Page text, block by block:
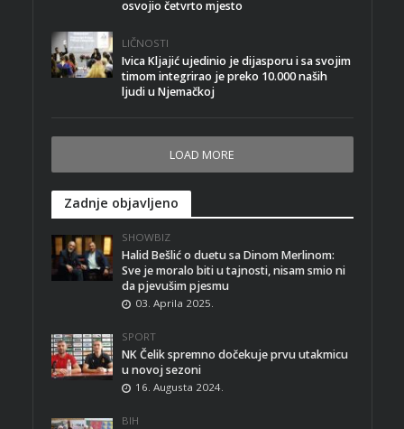
osvojio četvrto mjesto
LIČNOSTI
Ivica Kljajić ujedinio je dijasporu i sa svojim
timom integrirao je preko 10.000 naših
ljudi u Njemačkoj
LOAD MORE
Zadnje objavljeno
SHOWBIZ
Halid Bešlić o duetu sa Dinom Merlinom:
Sve je moralo biti u tajnosti, nisam smio ni
da pjevušim pjesmu
03. Aprila 2025.
SPORT
NK Čelik spremno dočekuje prvu utakmicu
u novoj sezoni
16. Augusta 2024.
BIH